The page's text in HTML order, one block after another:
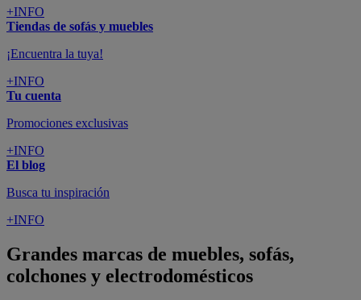
+INFO
Tiendas de sofás y muebles
¡Encuentra la tuya!
+INFO
Tu cuenta
Promociones exclusivas
+INFO
El blog
Busca tu inspiración
+INFO
Grandes marcas de muebles, sofás,
colchones y electrodomésticos